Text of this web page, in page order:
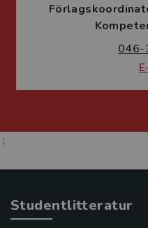
046-
;
Studentlitteratur